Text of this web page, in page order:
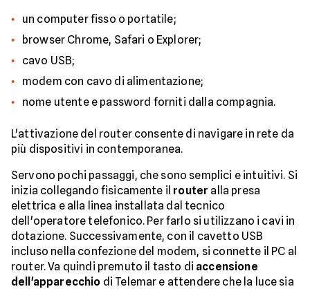
un computer fisso o portatile;
browser Chrome, Safari o Explorer;
cavo USB;
modem con cavo di alimentazione;
nome utente e password forniti dalla compagnia.
L'attivazione del router consente di navigare in rete da
più dispositivi in contemporanea.
Servono pochi passaggi, che sono semplici e intuitivi. Si
inizia collegando fisicamente il router alla presa
elettrica e alla linea installata dal tecnico
dell'operatore telefonico. Per farlo si utilizzano i cavi in
dotazione. Successivamente, con il cavetto USB
incluso nella confezione del modem, si connette il PC al
router. Va quindi premuto il tasto di accensione
dell'apparecchio di Telemar e attendere che la luce sia